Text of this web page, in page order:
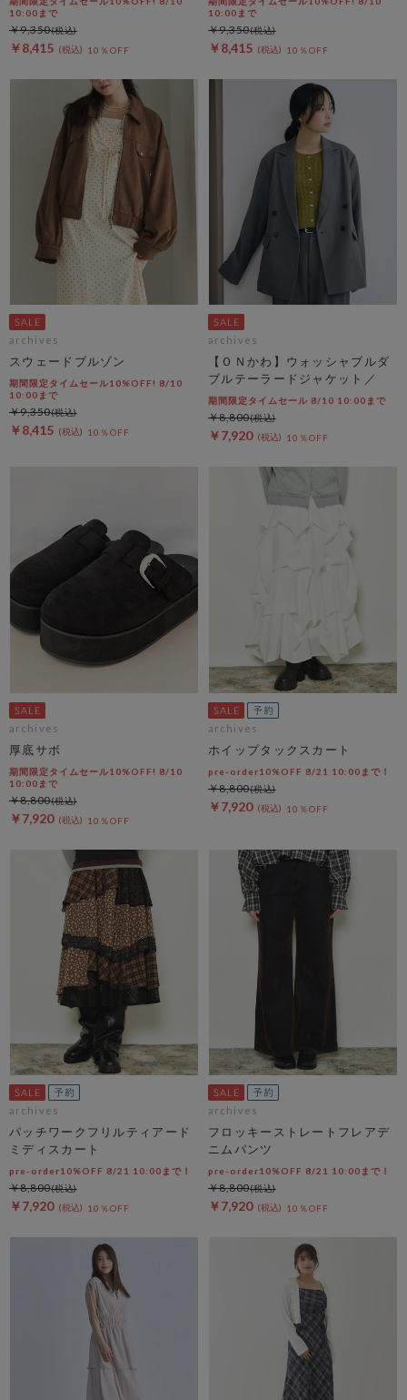
10:00まで
￥8,415 10％OFF
￥9,350
10:00まで
￥8,415 10％OFF
￥9,350
archives
スウェードブルゾン
期間限定タイムセール10%OFF! 8/10
10:00まで
￥8,415 10％OFF
￥9,350
archives
【ＯＮかわ】ウォッシャブルダ
ブルテーラードジャケット／
期間限定タイムセール 8/10 10:00まで
￥7,920 10％OFF
￥8,800
archives
厚底サボ
期間限定タイムセール10%OFF! 8/10
10:00まで
￥7,920 10％OFF
￥8,800
archives
ホイップタックスカート
pre-order10%OFF 8/21 10:00まで！
￥7,920 10％OFF
￥8,800
archives
パッチワークフリルティアード
ミディスカート
pre-order10%OFF 8/21 10:00まで！
￥7,920 10％OFF
￥8,800
archives
フロッキーストレートフレアデ
ニムパンツ
pre-order10%OFF 8/21 10:00まで！
￥7,920 10％OFF
￥8,800